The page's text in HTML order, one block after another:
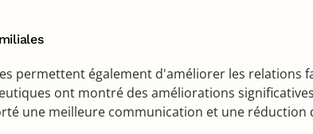
permettent également d'améliorer les relations
ont montré des améliorations
une meilleure communication et une